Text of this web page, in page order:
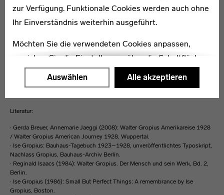
zur Verfügung. Funktionale Cookies werden auch ohne
Ihr Einverständnis weiterhin ausgeführt.
Möchten Sie die verwendeten Cookies anpassen,
erreichen Sie die Einstellungen über die Schaltfläche
"Auswählen".
Datenschutzerklärung
Auswählen Alle akzeptieren
als „Frau eines großen Mannes“ wahrgenommen. Doch
wurde sein Lebenswerk – auch nach seinem Tod – nicht
vorangetrieben. Ise Gropius starb am 9. Juni 1983 im
Ater von 86 Jahren im Fairlawn Nursing Home in
Lexington/Massachussetts. [AG 2015]
Literatur:
· Gerda Breuer, Annemarie Jaeggi (2008): Walter Gropius Amerikareise 1928
/ Walter Gropius American Journey 1928, Wuppertal.
· Ise Gropius: Bauhaus-Tagebuch 1923–1928, unveröffentlichtes Typoskript,
Nachlass Gropius, Bauhaus-Archiv Berlin.
· Reginald Isaacs (1984): Walter Gropius. Der Mensch und sein Werk, Bd. 2,
Berlin.
· Ise Gropius (1986): Small But Perfect Things: A remembrance by Ise
Gropius, Boston.